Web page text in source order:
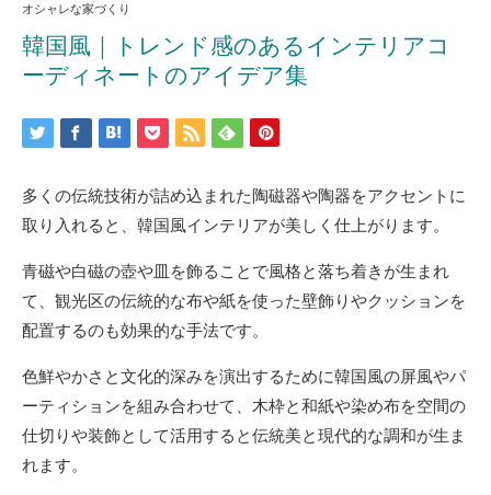
オシャレな家づくり
韓国風｜トレンド感のあるインテリアコ
ーディネートのアイデア集
多くの伝統技術が詰め込まれた陶磁器や陶器をアクセントに
取り入れると、韓国風インテリアが美しく仕上がります。
青磁や白磁の壺や皿を飾ることで風格と落ち着きが生まれ
て、観光区の伝統的な布や紙を使った壁飾りやクッションを
配置するのも効果的な手法です。
色鮮やかさと文化的深みを演出するために韓国風の屏風やパ
ーティションを組み合わせて、木枠と和紙や染め布を空間の
仕切りや装飾として活用すると伝統美と現代的な調和が生ま
れます。